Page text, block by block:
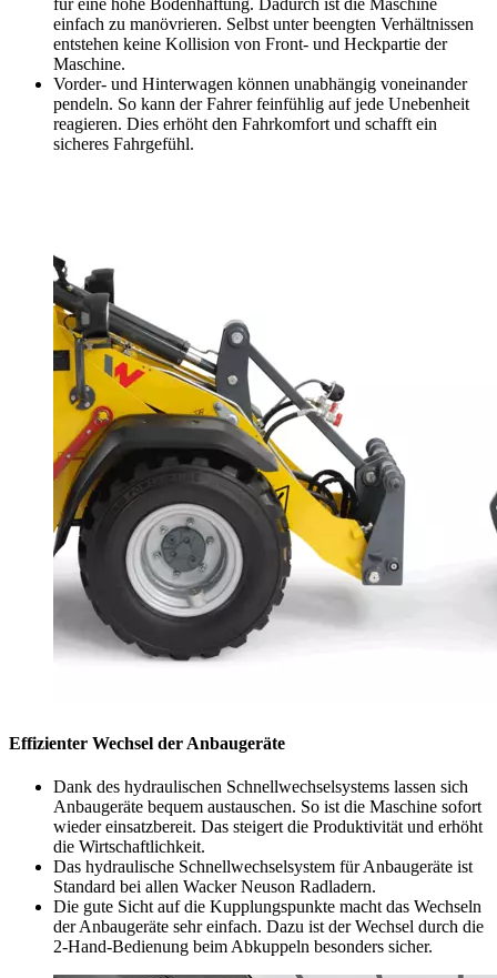
für eine hohe Bodenhaftung. Dadurch ist die Maschine
einfach zu manövrieren. Selbst unter beengten Verhältnissen
entstehen keine Kollision von Front- und Heckpartie der
Maschine.
Vorder- und Hinterwagen können unabhängig voneinander
pendeln. So kann der Fahrer feinfühlig auf jede Unebenheit
reagieren. Dies erhöht den Fahrkomfort und schafft ein
sicheres Fahrgefühl.
Effizienter Wechsel der Anbaugeräte
Dank des hydraulischen Schnellwechselsystems lassen sich
Anbaugeräte bequem austauschen. So ist die Maschine sofort
wieder einsatzbereit. Das steigert die Produktivität und erhöht
die Wirtschaftlichkeit.
Das hydraulische Schnellwechselsystem für Anbaugeräte ist
Standard bei allen Wacker Neuson Radladern.
Die gute Sicht auf die Kupplungspunkte macht das Wechseln
der Anbaugeräte sehr einfach. Dazu ist der Wechsel durch die
2-Hand-Bedienung beim Abkuppeln besonders sicher.